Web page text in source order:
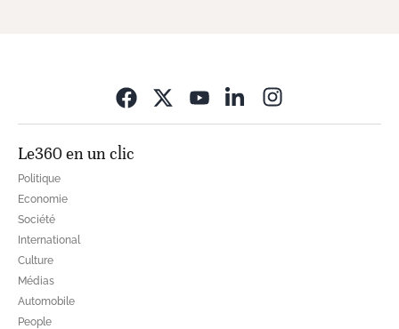
Le360 en un clic
Politique
Economie
Société
International
Culture
Médias
Automobile
People